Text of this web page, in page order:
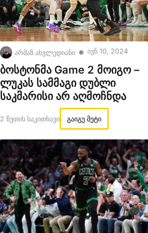
არმაზ ახვლედიანი ● Ივნ 10, 2024
ბოსტონმა Game 2 მოიგო –
ლუკას სამმაგი დუბლი
საკმარისი არ აღმოჩნდა
2 Წუთის Საკითხავი გაიგე მეტი